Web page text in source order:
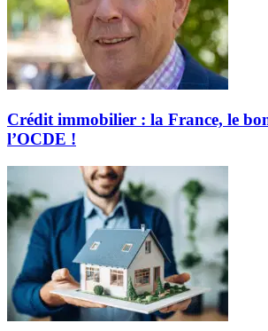
Crédit immobilier : la France, le
l’OCDE !